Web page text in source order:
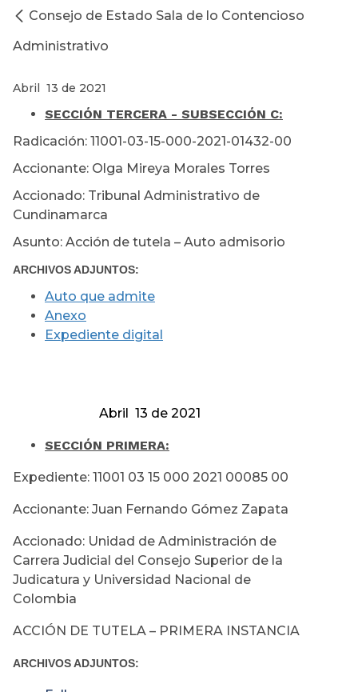
Consejo de Estado Sala de lo Contencioso
Administrativo
Abril 13 de 2021
SECCIÓN TERCERA - SUBSECCIÓN C:
Radicación: 11001-03-15-000-2021-01432-00
Accionante: Olga Mireya Morales Torres
Accionado: Tribunal Administrativo de
Cundinamarca
Asunto: Acción de tutela – Auto admisorio
ARCHIVOS ADJUNTOS:
Auto que admite
Anexo
Expediente digital
Abril 13 de 2021
SECCIÓN PRIMERA:
Expediente: 11001 03 15 000 2021 00085 00
Accionante: Juan Fernando Gómez Zapata
Accionado: Unidad de Administración de
Carrera Judicial del Consejo Superior de la
Judicatura y Universidad Nacional de
Colombia
ACCIÓN DE TUTELA – PRIMERA INSTANCIA
ARCHIVOS ADJUNTOS: